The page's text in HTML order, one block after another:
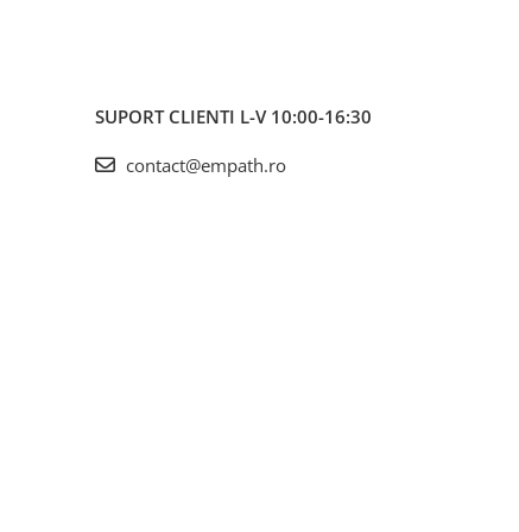
SUPORT CLIENTI L-V 10:00-16:30
contact@empath.ro